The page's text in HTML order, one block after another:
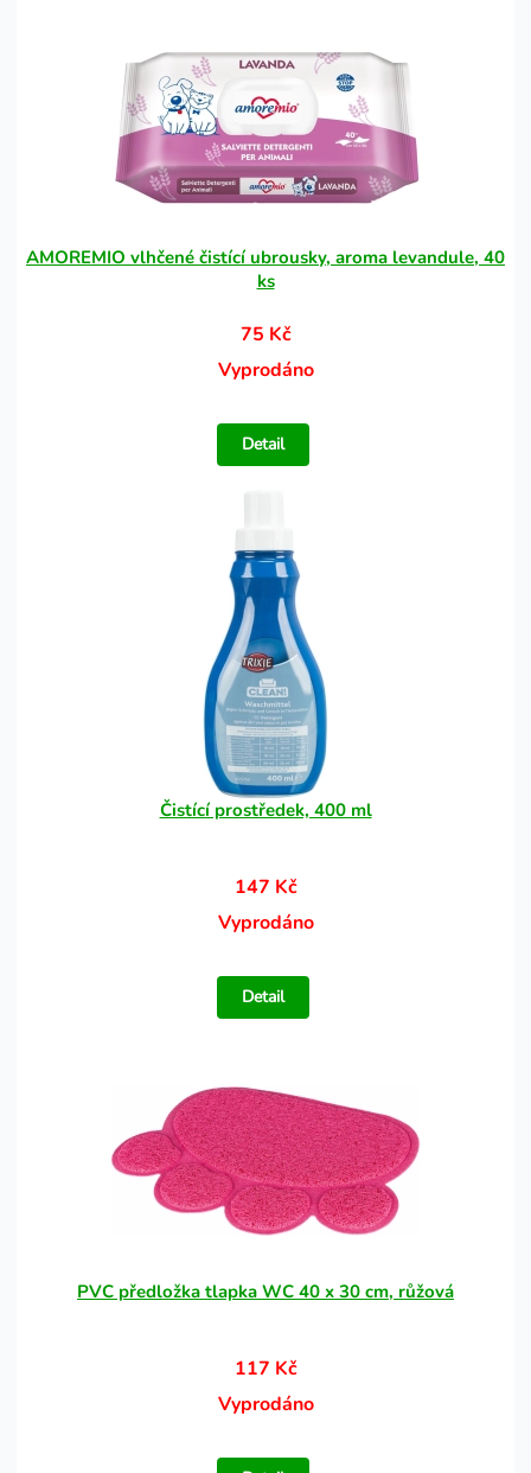
AMOREMIO vlhčené čistící ubrousky, aroma levandule, 40
ks
75 Kč
Vyprodáno
Detail
Čistící prostředek, 400 ml
147 Kč
Vyprodáno
Detail
PVC předložka tlapka WC 40 x 30 cm, růžová
117 Kč
Vyprodáno